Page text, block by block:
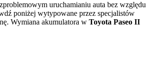
uruchamianiu auta bez względu
poniżej wytypowane przez specjalistów
Wymiana akumulatora w Toyota Paseo II